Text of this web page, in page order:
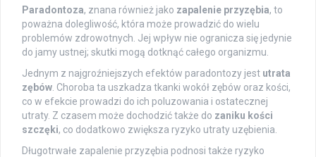
Paradontoza, znana również jako zapalenie przyzębia, to
poważna dolegliwość, która może prowadzić do wielu
problemów zdrowotnych. Jej wpływ nie ogranicza się jedynie
do jamy ustnej; skutki mogą dotknąć całego organizmu.
Jednym z najgroźniejszych efektów paradontozy jest utrata
zębów . Choroba ta uszkadza tkanki wokół zębów oraz kości,
co w efekcie prowadzi do ich poluzowania i ostatecznej
utraty. Z czasem może dochodzić także do zaniku kości
szczęki, co dodatkowo zwiększa ryzyko utraty uzębienia.
Długotrwałe zapalenie przyzębia podnosi także ryzyko